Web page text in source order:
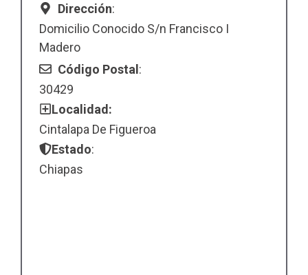
Dirección:
Domicilio Conocido S/n Francisco I
Madero
Código Postal:
30429
Localidad:
Cintalapa De Figueroa
Estado:
Chiapas